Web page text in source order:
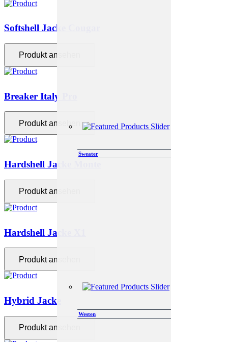
Sweater
Westen
Softshell Jacke Cougar
Produkt ansehen
Breaker Italy Pro
Produkt ansehen
Hardshell Jacke Monte
Produkt ansehen
Hardshell Jacke X1
Produkt ansehen
Hybrid Jacke
Produkt ansehen